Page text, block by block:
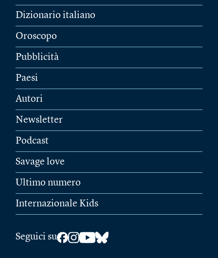
Dizionario italiano
Oroscopo
Pubblicità
Paesi
Autori
Newsletter
Podcast
Savage love
Ultimo numero
Internazionale Kids
Seguici su